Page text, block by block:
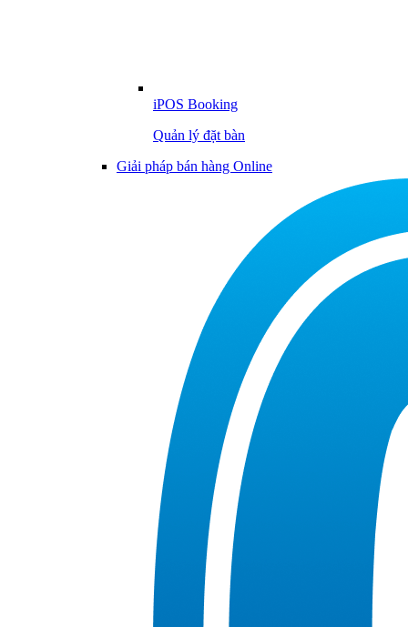
iPOS Booking
Quản lý đặt bàn
Giải pháp bán hàng Online